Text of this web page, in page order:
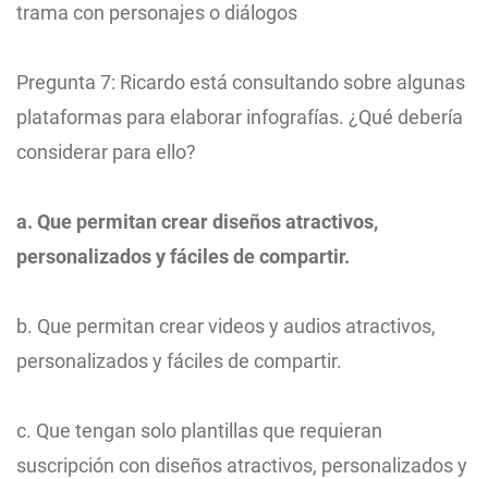
trama con personajes o diálogos
Pregunta 7: Ricardo está consultando sobre algunas
plataformas para elaborar infografías. ¿Qué debería
considerar para ello?
a. Que permitan crear diseños atractivos,
personalizados y fáciles de compartir.
b. Que permitan crear videos y audios atractivos,
personalizados y fáciles de compartir.
c. Que tengan solo plantillas que requieran
suscripción con diseños atractivos, personalizados y